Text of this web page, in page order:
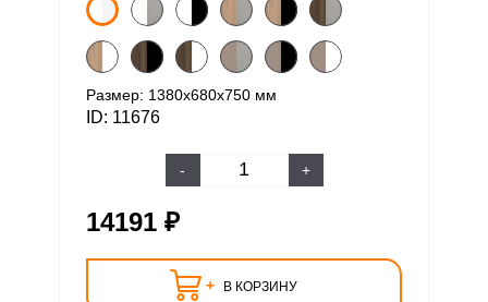
Размер: 1380х680х750 мм
ID: 11676
- +
14191 ₽
+ В КОРЗИНУ